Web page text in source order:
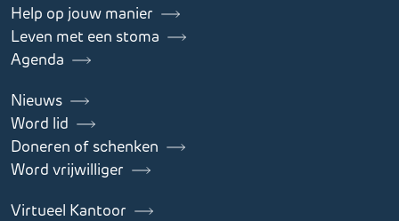
Help op jouw manier
Leven met een stoma
Agenda
Nieuws
Word lid
Doneren of schenken
Word vrijwilliger
Virtueel Kantoor